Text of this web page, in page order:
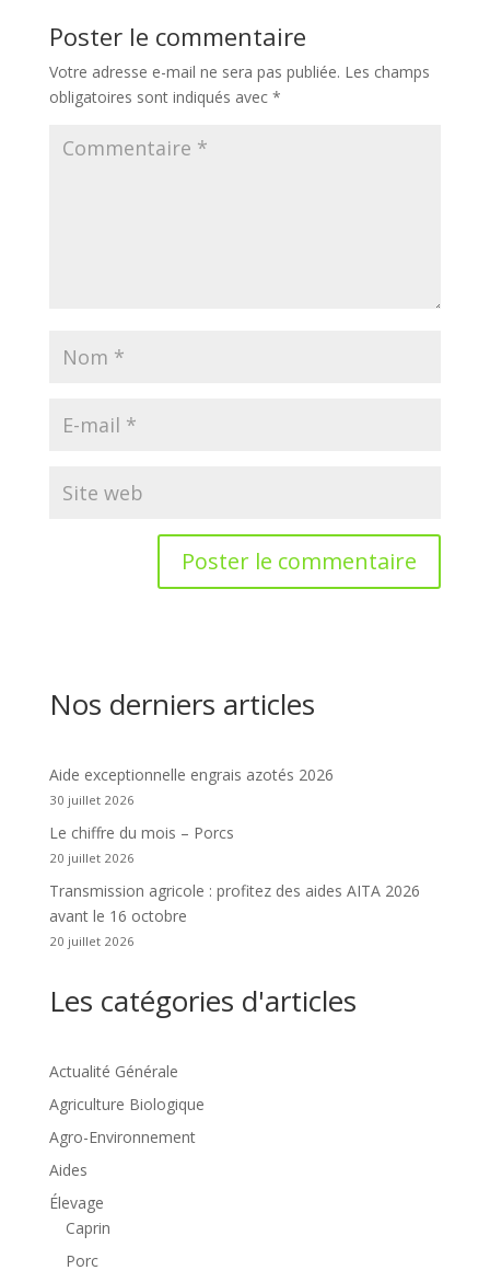
Poster le commentaire
Votre adresse e-mail ne sera pas publiée. Les champs
obligatoires sont indiqués avec *
Nos derniers articles
Aide exceptionnelle engrais azotés 2026
30 juillet 2026
Le chiffre du mois – Porcs
20 juillet 2026
Transmission agricole : profitez des aides AITA 2026
avant le 16 octobre
20 juillet 2026
Les catégories d'articles
Actualité Générale
Agriculture Biologique
Agro-Environnement
Aides
Élevage
Caprin
Porc